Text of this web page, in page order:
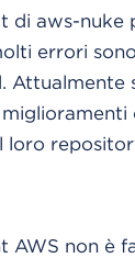
di aws-nuke
errori
Attualmente
loro
AWS non è